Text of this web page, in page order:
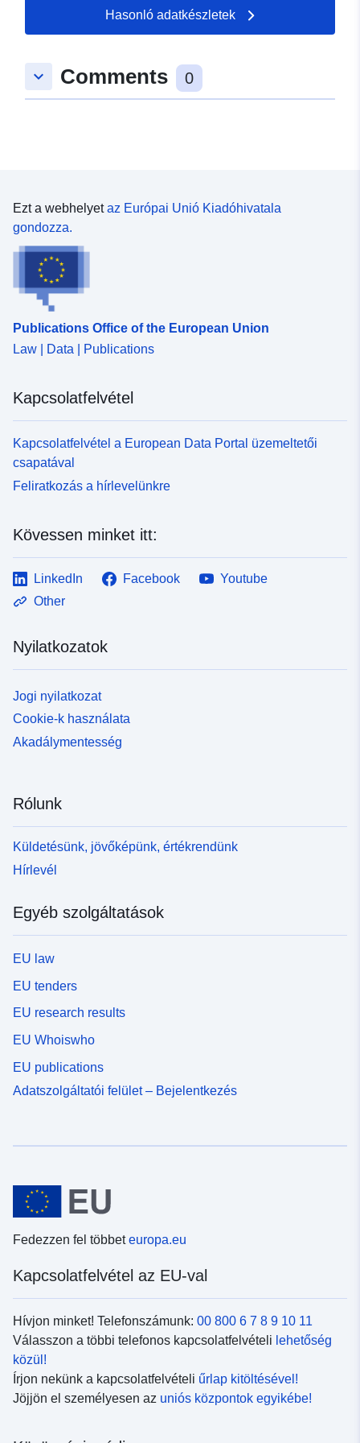
50.6175 ], [ 7.70677,
uriRef:
http://data.europa.eu/88u/dataset/
Hasonló adatkészletek
keyboard_arrow_down Comments 0
Ezt a webhelyetaz Európai Unió Kiadóhivatala
gondozza.
Publications Office of the European Union
Law | Data | Publications
Kapcsolatfelvétel
Kapcsolatfelvétel a European Data Portal üzemeltetői
csapatával
Feliratkozás a hírlevelünkre
Kövessen minket itt:
LinkedIn Facebook
Youtube
Other
Nyilatkozatok
Jogi nyilatkozat
Cookie-k használata
Akadálymentesség
Rólunk
Küldetésünk, jövőképünk, értékrendünk
Hírlevél
Egyéb szolgáltatások
EU law
EU tenders
EU research results
EU Whoiswho
EU publications
Adatszolgáltatói felület – Bejelentkezés
Fedezzen fel többeteuropa.eu
Kapcsolatfelvétel az EU-val
Hívjon minket! Telefonszámunk: 00 800 6 7 8 9 10 11
Válasszon a többi telefonos kapcsolatfelvételi lehetőség
közül!
Írjon nekünk a kapcsolatfelvételi űrlap kitöltésével!
Jöjjön el személyesen az uniós központok egyikébe!